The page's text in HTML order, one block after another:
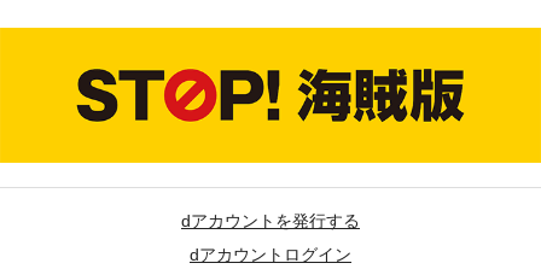
dアカウントを発行する
dアカウントログイン